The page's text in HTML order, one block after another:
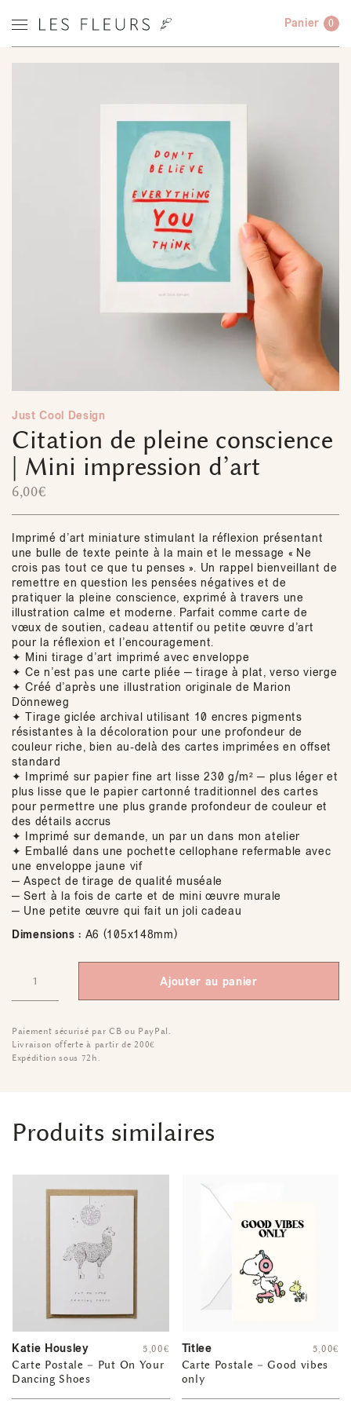
Panier 0
Just Cool Design
Citation de pleine conscience
| Mini impression d’art
6,00€
Imprimé d’art miniature stimulant la réflexion présentant
une bulle de texte peinte à la main et le message « Ne
crois pas tout ce que tu penses ». Un rappel bienveillant de
remettre en question les pensées négatives et de
pratiquer la pleine conscience, exprimé à travers une
illustration calme et moderne. Parfait comme carte de
vœux de soutien, cadeau attentif ou petite œuvre d’art
pour la réflexion et l’encouragement.
✦ Mini tirage d’art imprimé avec enveloppe
✦ Ce n’est pas une carte pliée — tirage à plat, verso vierge
✦ Créé d’après une illustration originale de Marion
Dönneweg
✦ Tirage giclée archival utilisant 10 encres pigments
résistantes à la décoloration pour une profondeur de
couleur riche, bien au-delà des cartes imprimées en offset
standard
✦ Imprimé sur papier fine art lisse 230 g/m² — plus léger et
plus lisse que le papier cartonné traditionnel des cartes
pour permettre une plus grande profondeur de couleur et
des détails accrus
✦ Imprimé sur demande, un par un dans mon atelier
✦ Emballé dans une pochette cellophane refermable avec
une enveloppe jaune vif
— Aspect de tirage de qualité muséale
— Sert à la fois de carte et de mini œuvre murale
— Une petite œuvre qui fait un joli cadeau
Dimensions : A6 (105x148mm)
Ajouter au panier
Paiement sécurisé par CB ou PayPal.
Livraison offerte à partir de 200€
Expédition sous 72h.
Produits similaires
Katie Housley
Carte Postale – Put On Your
Dancing Shoes
5,00€ Titlee
Carte Postale – Good vibes
only
5,00€